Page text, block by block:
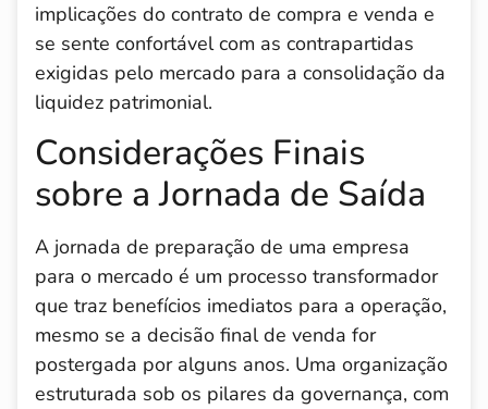
implicações do contrato de compra e venda e
se sente confortável com as contrapartidas
exigidas pelo mercado para a consolidação da
liquidez patrimonial.
Considerações Finais
sobre a Jornada de Saída
A jornada de preparação de uma empresa
para o mercado é um processo transformador
que traz benefícios imediatos para a operação,
mesmo se a decisão final de venda for
postergada por alguns anos. Uma organização
estruturada sob os pilares da governança, com